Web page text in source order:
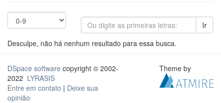
Ir
Desculpe, não há nenhum resultado para essa busca.
DSpace software copyright © 2002-
2022 LYRASIS
Entre em contato | Deixe sua
opinião
Theme by